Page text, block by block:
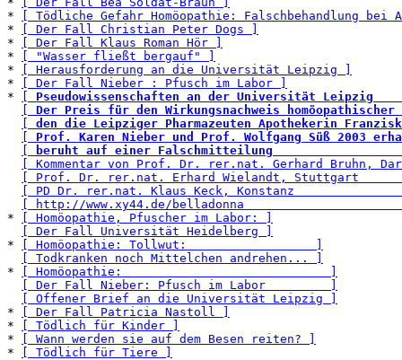
*
[ Tödliche Gefahr Homöopathie: Falschbehandlung bei
*
[ Der Fall Christian Peter Dogs ]
*
[ Der Fall Klaus Roman Hör ]
*
[ "Wasser fließt bergauf" ]
*
[ Herausforderung an die Universität Leipzig ]
*
[ Der Fall Nieber : Pfusch im Labor ]
*
Pseudowissenschaften an der
Der Preis für den Wirkungsnachweis
den die Leipziger Pharmazeuten Apothekerin
Prof. Karen Nieber und Prof. Wolfgang Süß 2003
beruht auf einer
[ Kommentar von Prof. Dr. rer.nat. Gerhard Bruhn,
[ Prof. Dr. rer.nat. Erhard Wielandt, Stuttgart
[ PD Dr. rer.nat. Klaus Keck, Konstanz
[ http://www.xy44.de/belladonna
*
[ Homöopathie, Pfuscher im Labor: ]
[ Der Fall Universität Heidelberg ]
*
[ Homöopathie: Tollwut:                  ]
[ Todkranken noch Mittelchen andrehen... ]
*
[ Homöopathie:                             ]
[ Der Fall Nieber: Pfusch im Labor         ]
[ Offener Brief an die Universität Leipzig ]
*
[ Der Fall Patricia Nastoll ]
*
[ Tödlich für Kinder ]
*
[ Wann werden sie auf dem Besen reiten? ]
*
[ Tödlich für Tiere ]